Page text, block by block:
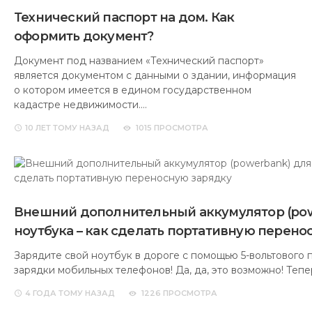
Технический паспорт на дом. Как
оформить документ?
Документ под названием «Технический паспорт»
является документом с данными о здании, информация
о котором имеется в едином государственном
кадастре недвижимости.…
10 ЛЕТ ТОМУ НАЗАД 1015 ПРОСМОТРА
Внешний дополнительный аккумулятор
ноутбука – как сделать портативную
Зарядите свой ноутбук в дороге с помощью 5-вольтового
зарядки мобильных телефонов! Да, да, это возможно!
4 ГОДА ТОМУ НАЗАД 1226 ПРОСМОТРА